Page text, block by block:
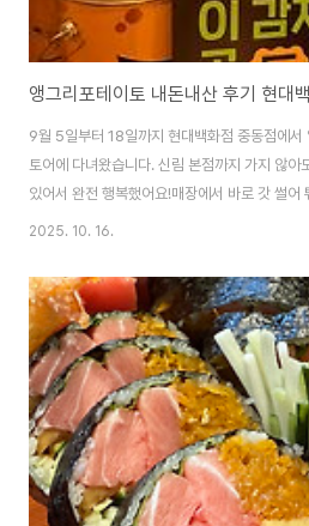
9월 5일부터 18일까지 현대백화점 중동점에서
토어에 다녀왔습니다. 신림 본점까지 가지 않아
있어서 완전 행복했어요!매장에서 바로 갓 썰어
스를 골라 넣을 수 있는 자유도 100%! 내 취향
팝업에서는 ‘꿀조합 세일’ 메뉴 중에서 치폴레
으로 ‘이 조합 누가 만든 거야?’ 외칠 정도로 맛
운 폴드포크에 고소한 감자, 그리고 진한 소스 조
로 “존맛” 외쳤습니다. 😆소스도 듬뿍 들어가
코팅되어 있었어요. 진짜로 ..
2025. 10. 16.